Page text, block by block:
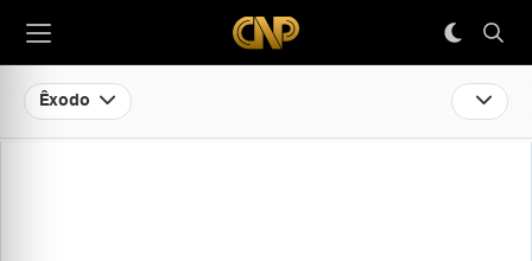
Êxodo